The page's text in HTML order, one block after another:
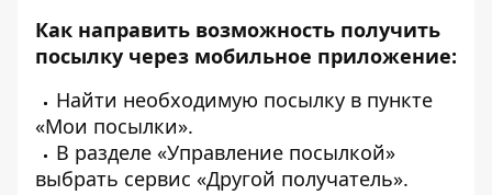
Как направить возможность получить
посылку через мобильное приложение:
Найти необходимую посылку в пункте
«Мои посылки».
В разделе «Управление посылкой»
выбрать сервис «Другой получатель».